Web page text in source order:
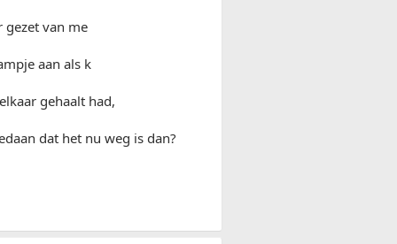
gezet van me
aan als k
gehaalt had,
dat het nu weg is dan?